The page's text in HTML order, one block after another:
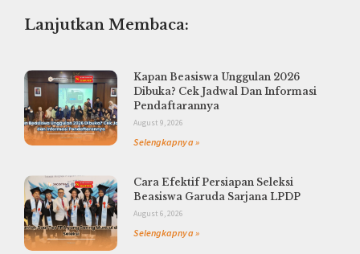
Lanjutkan Membaca:
Kapan Beasiswa Unggulan 2026
Dibuka? Cek Jadwal Dan Informasi
Pendaftarannya
August 9, 2026
Selengkapnya »
Cara Efektif Persiapan Seleksi
Beasiswa Garuda Sarjana LPDP
August 6, 2026
Selengkapnya »